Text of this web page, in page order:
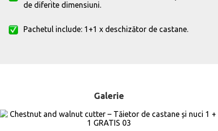
de diferite dimensiuni.
Pachetul include: 1+1 x deschizător de castane.
Galerie